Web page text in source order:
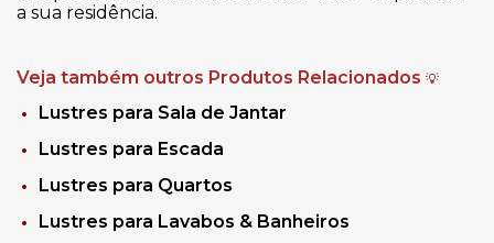
a sua residência.
Veja também outros Produtos Relacionados 💡
Lustres para Sala de Jantar
Lustres para Escada
Lustres para Quartos
Lustres para Lavabos & Banheiros